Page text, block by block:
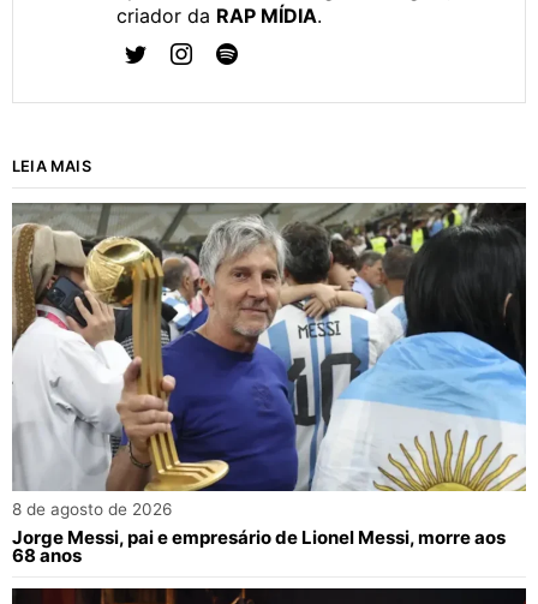
criador da RAP MÍDIA.
LEIA MAIS
8 de agosto de 2026
Jorge Messi, pai e empresário de Lionel Messi, morre aos
68 anos